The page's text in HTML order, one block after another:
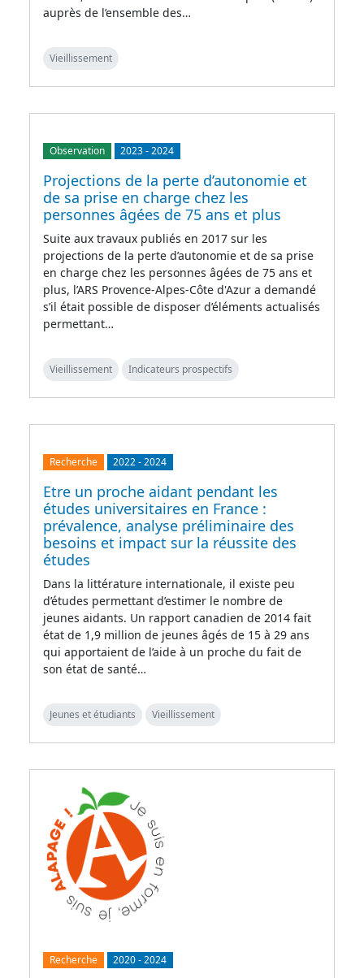
auprès de l’ensemble des…
Vieillissement
Observation 2023-2024
Projections de la perte d’autonomie et
de sa prise en charge chez les
personnes âgées de 75 ans et plus
Suite aux travaux publiés en 2017 sur les
projections de la perte d’autonomie et de sa prise
en charge chez les personnes âgées de 75 ans et
plus, l’ARS Provence-Alpes-Côte d'Azur a demandé
s’il était possible de disposer d’éléments actualisés
permettant…
Vieillissement Indicateurs prospectifs
Recherche 2022-2024
Etre un proche aidant pendant les
études universitaires en France :
prévalence, analyse préliminaire des
besoins et impact sur la réussite des
études
Dans la littérature internationale, il existe peu
d’études permettant d’estimer le nombre de
jeunes aidants. Un rapport canadien de 2014 fait
état de 1,9 million de jeunes âgés de 15 à 29 ans
qui apportaient de l’aide à un proche du fait de
son état de santé…
Jeunes et étudiants Vieillissement
Recherche 2020-2024